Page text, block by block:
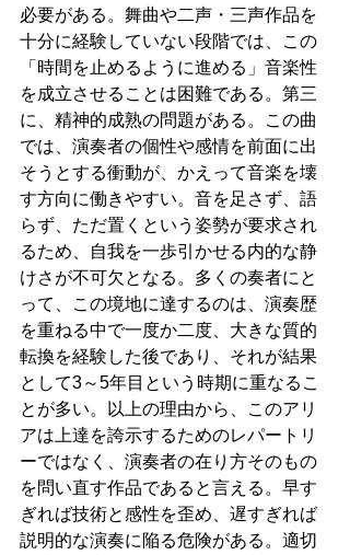
必要がある。舞曲や二声・三声作品を
十分に経験していない段階では、この
「時間を止めるように進める」音楽性
を成立させることは困難である。第三
に、精神的成熟の問題がある。この曲
では、演奏者の個性や感情を前面に出
そうとする衝動が、かえって音楽を壊
す方向に働きやすい。音を足さず、語
らず、ただ置くという姿勢が要求され
るため、自我を一歩引かせる内的な静
けさが不可欠となる。多くの奏者にと
って、この境地に達するのは、演奏歴
を重ねる中で一度か二度、大きな質的
転換を経験した後であり、それが結果
として3～5年目という時期に重なるこ
とが多い。以上の理由から、このアリ
アは上達を誇示するためのレパートリ
ーではなく、演奏者の在り方そのもの
を問い直す作品であると言える。早す
ぎれば技術と感性を歪め、遅すぎれば
説明的な演奏に陥る危険がある。適切